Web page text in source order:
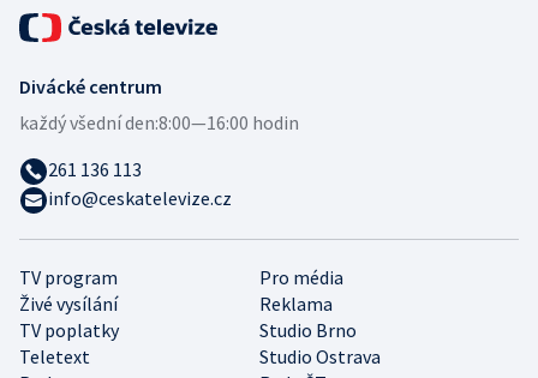
TV program
Pro média
Živé vysílání
Reklama
TV poplatky
Studio Brno
Teletext
Studio Ostrava
Divácké centrum
každý všední den:8:00—16:00 hodin
261 136 113
info@ceskatelevize.cz